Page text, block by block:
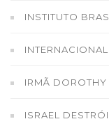
INSTITUTO
INTERNACIONAL
IRMÃ DOROTHY
ISRAEL